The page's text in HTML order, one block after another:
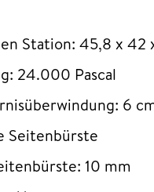
Station: 45,8 x 42
24.000 Pascal
6
Seitenbürste
10 mm